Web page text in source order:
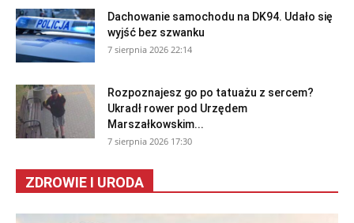
Dachowanie samochodu na DK94. Udało się
wyjść bez szwanku
7 sierpnia 2026 22:14
Rozpoznajesz go po tatuażu z sercem?
Ukradł rower pod Urzędem
Marszałkowskim...
7 sierpnia 2026 17:30
ZDROWIE I URODA